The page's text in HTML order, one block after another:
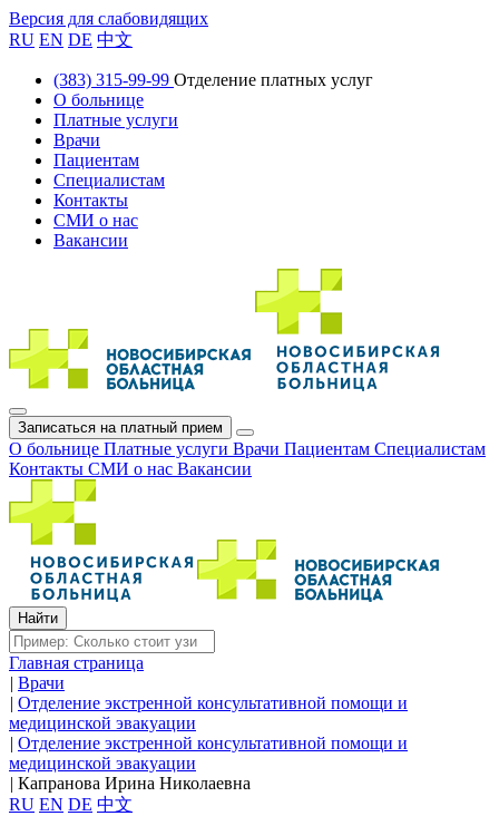
Версия для слабовидящих
RU EN DE 中文
(383) 315-99-99 Отделение платных услуг
О больнице
Платные услуги
Врачи
Пациентам
Специалистам
Контакты
СМИ о нас
Вакансии
Записаться на платный прием
О больнице Платные услуги Врачи Пациентам Специалистам
Контакты СМИ о нас Вакансии
Главная страница
| Врачи
| Отделение экстренной консультативной помощи и
медицинской эвакуации
| Отделение экстренной консультативной помощи и
медицинской эвакуации
| Капранова Ирина Николаевна
RU EN DE 中文